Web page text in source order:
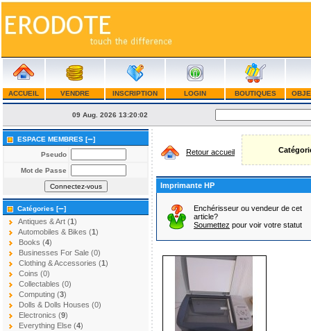
ACCUEIL VENDRE INSCRIPTION LOGIN BOUTIQUES
09 Aug. 2026 13:20:02
ESPACE MEMBRES [–]
Pseudo
Mot de Passe
Catégories [–]
Antiques & Art (1)
Automobiles & Bikes (1)
Books (4)
Businesses For Sale (0)
Clothing & Accessories (1)
Coins (0)
Collectables (0)
Computing (3)
Dolls & Dolls Houses (0)
Electronics (9)
Everything Else (4)
Retour accueil
Imprimante HP
Enchérisseur ou vendeur de cet
article?
Soumettez pour voir votre statut